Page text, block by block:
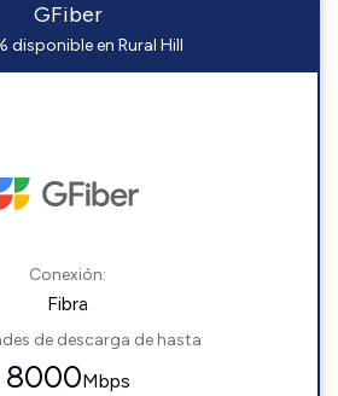
GFiber
disponible en Rural Hill
Conexión:
Fibra
de descarga de hasta
8000Mbps